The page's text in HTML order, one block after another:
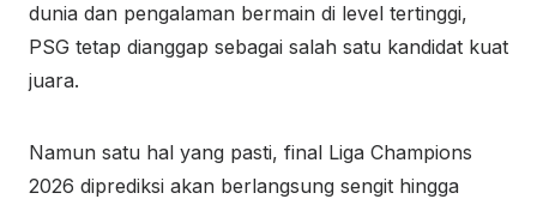
dunia dan pengalaman bermain di level tertinggi,
PSG tetap dianggap sebagai salah satu kandidat kuat
juara.
Namun satu hal yang pasti, final Liga Champions
2026 diprediksi akan berlangsung sengit hingga